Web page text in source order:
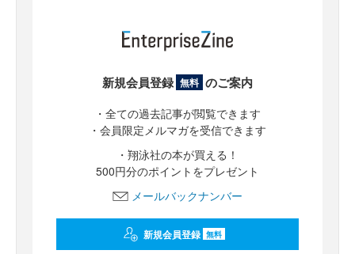
新規会員登録 無料 のご案内
・全ての過去記事が閲覧できます
・会員限定メルマガを受信できます
・翔泳社の本が買える！
500円分のポイントをプレゼント
メールバックナンバー
新規会員登録 無料